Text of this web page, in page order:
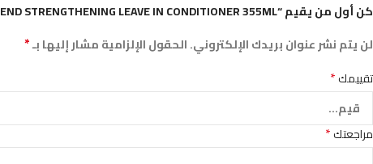
كن أول من يقيم “MIELLE ROSEMARY MINT BLEND STRENGTHENING LEAVE IN CONDITIONER 355ML”
لن يتم نشر عنوان بريدك الإلكتروني.الحقول الإلزامية مشار إليها بـ*
تقييمك*
مراجعتك*